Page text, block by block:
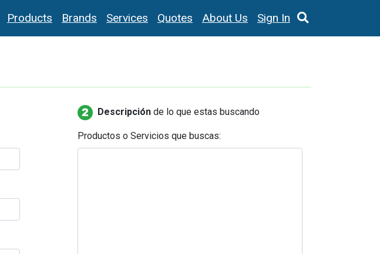
Products Brands Services Quotes About Us Sign In
Descripción de lo que estas buscando
Productos o Servicios que buscas: